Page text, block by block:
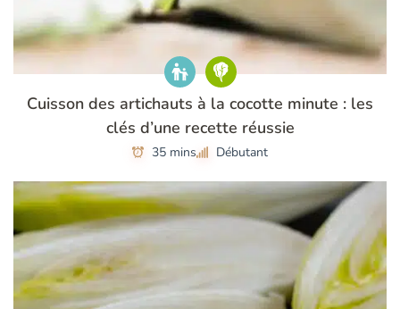
Cuisson des artichauts à la cocotte minute : les
clés d’une recette réussie
35 mins Débutant